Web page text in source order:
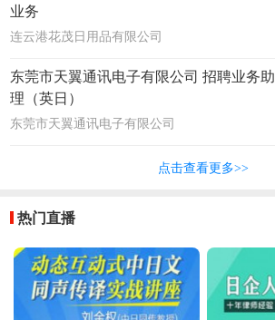
业务
连云港花茂日用品有限公司
东莞市天翼通讯电子有限公司 招聘业务助
理（英日）
东莞市天翼通讯电子有限公司
点击查看更多>>
热门直播